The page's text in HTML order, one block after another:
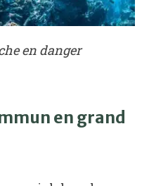
en danger
en grand